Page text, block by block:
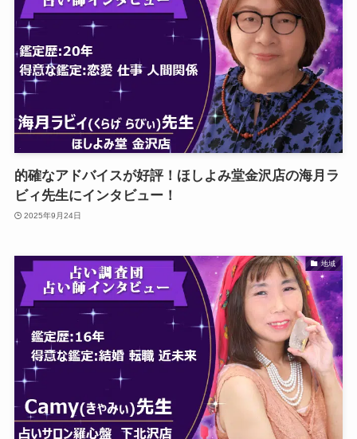
的確なアドバイスが好評！ほしよみ堂金沢店の海月ラ
ビィ先生にインタビュー！
2025年9月24日
地域